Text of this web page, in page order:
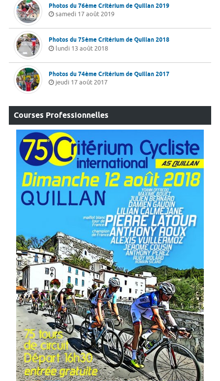
Photos du 76ème Critérium de Quillan 2019
samedi 17 août 2019
Photos du 75ème Critérium de Quillan 2018
lundi 13 août 2018
Photos du 74ème Critérium de Quillan 2017
jeudi 17 août 2017
Courses Professionnelles